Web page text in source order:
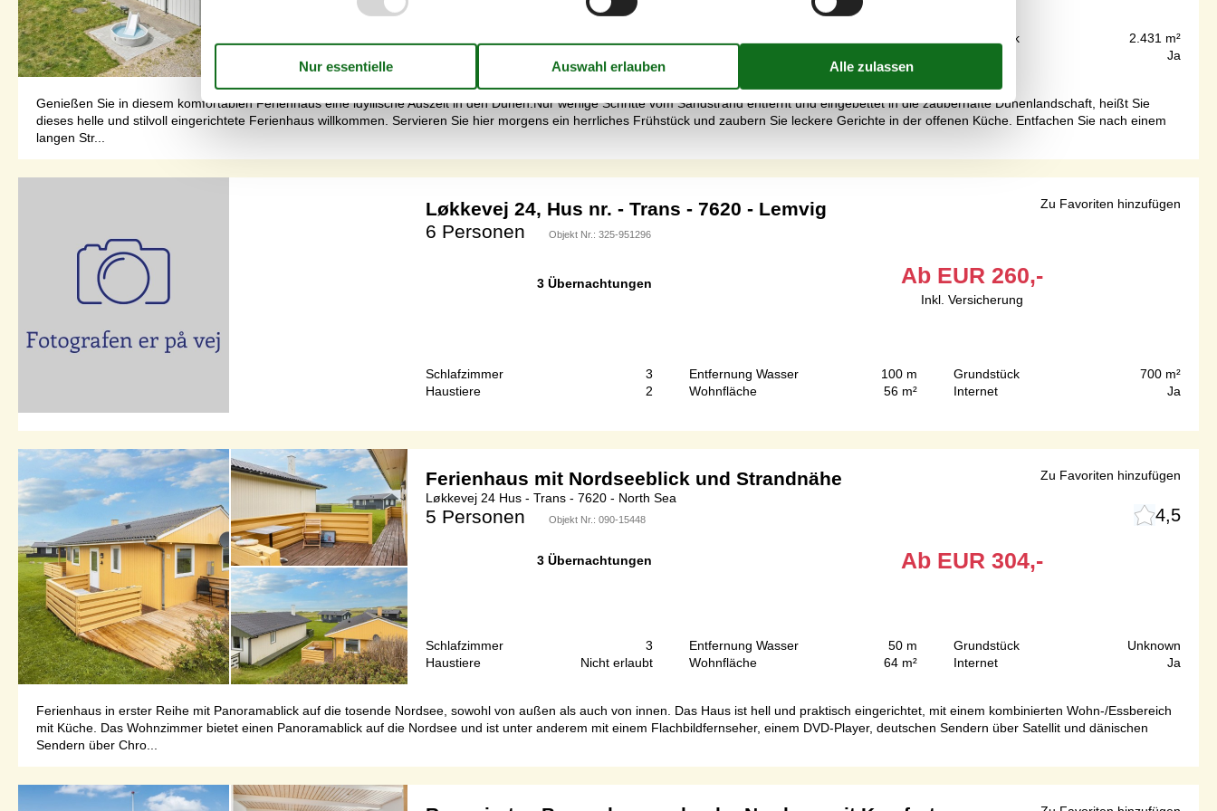
Grundstück
2.431 m²
Ja
Genießen Sie in diesem komfortablen Ferienhaus eine idyllische Auszeit in den Dünen.Nur wenige Schritte vom Sandstrand entfernt und eingebettet in die zauberhafte Dünenlandschaft, heißt Sie
dieses helle und stilvoll eingerichtete Ferienhaus willkommen. Servieren Sie hier morgens ein herrliches Frühstück und zaubern Sie leckere Gerichte in der offenen Küche. Entfachen Sie nach einem
langen Str...
Løkkevej 24, Hus nr. - Trans - 7620 - Lemvig
6 Personen
Objekt Nr.: 325-951296
3 Übernachtungen Ab EUR 260,-
Inkl. Versicherung
Schlafzimmer
3
Haustiere
2
Entfernung Wasser
100 m
Wohnfläche
56 m²
Grundstück
700 m²
Internet
Ja
Zu Favoriten hinzufügen
Ferienhaus mit Nordseeblick und Strandnähe
Løkkevej 24 Hus - Trans - 7620 - North Sea
5 Personen Objekt Nr.: 090-15448 4,5
3 Übernachtungen Ab EUR 304,-
Schlafzimmer
3
Haustiere
Nicht erlaubt
Entfernung Wasser
50 m
Wohnfläche
64 m²
Grundstück
Unknown
Internet
Ja
Ferienhaus in erster Reihe mit Panoramablick auf die tosende Nordsee, sowohl von außen als auch von innen. Das Haus ist hell und praktisch eingerichtet, mit einem kombinierten Wohn-/Essbereich
mit Küche. Das Wohnzimmer bietet einen Panoramablick auf die Nordsee und ist unter anderem mit einem Flachbildfernseher, einem DVD-Player, deutschen Sendern über Satellit und dänischen
Sendern über Chro...
Zu Favoriten hinzufügen